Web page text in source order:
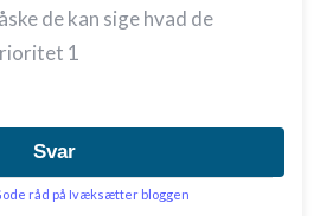
de kan sige hvad de
1
Svar
råd på Ivæksætter bloggen